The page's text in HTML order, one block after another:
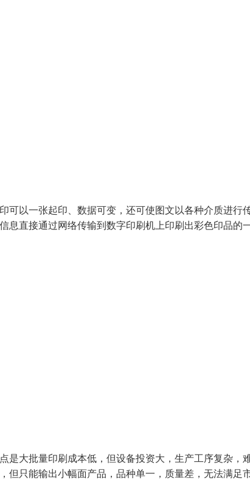
可以一张起印、数据可变，还可使图文以各种介质进行
息直接通过网络传输到数字印刷机上印刷出彩色印品的
是大批量印刷成本低，但设备投资大，生产工序复杂，
但只能输出小幅面产品，品种单一，质量差，无法满足